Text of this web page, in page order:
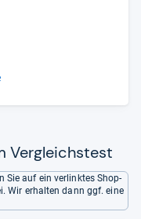
Vergleichstest
Sie auf ein verlinktes Shop-
Wir erhalten dann ggf. eine